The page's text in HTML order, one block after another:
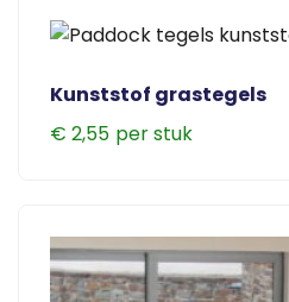
meerdere
Deze
optie
op
de
Kunststof grastegels
€ 2,55